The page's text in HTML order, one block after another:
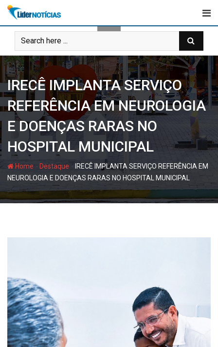
Skip
content
IRECÊ IMPLANTA SERVIÇO
REFERÊNCIA EM NEUROLOGIA
E DOENÇAS RARAS NO
HOSPITAL MUNICIPAL
Home Destaque - IRECÊ IMPLANTA SERVIÇO REFERÊNCIA EM
NEUROLOGIA E DOENÇAS RARAS NO HOSPITAL MUNICIPAL